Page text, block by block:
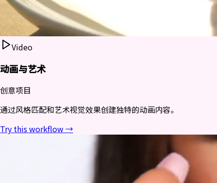
Video
动画与艺术
创意项目
通过风格匹配和艺术视觉效果创建独特的动画内容。
Try this workflow →